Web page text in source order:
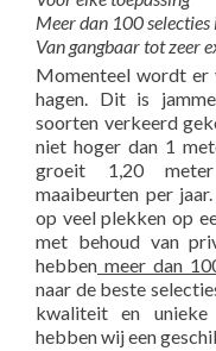
Meer dan 100
Van gangbaar tot zeer
Momenteel wordt er
hagen. Dit is
soorten verkeerd
niet hoger dan 1
groeit 1,20
maaibeurten per
op veel plekken op
met behoud van
hebben meer dan
naar de beste
kwaliteit en unieke
hebben wij een